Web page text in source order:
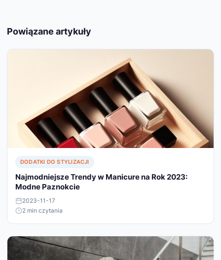
Powiązane artykuły
DODATKI DO STYLIZACJI
Najmodniejsze Trendy w Manicure na Rok 2023:
Modne Paznokcie
2023-11-17
2 min czytania